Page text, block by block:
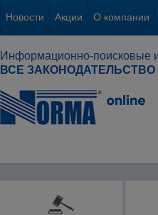
Новости Акции О компании
Информационно-поисковые
ВСЕ